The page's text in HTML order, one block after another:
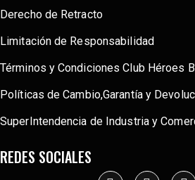
Derecho de Retracto
Limitación de Responsabilidad
Términos y Condiciones Club Héroes
Políticas de Cambio,Garantía y
SuperIntendencia de Industria y
REDES SOCIALES